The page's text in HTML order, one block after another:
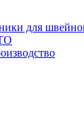
для